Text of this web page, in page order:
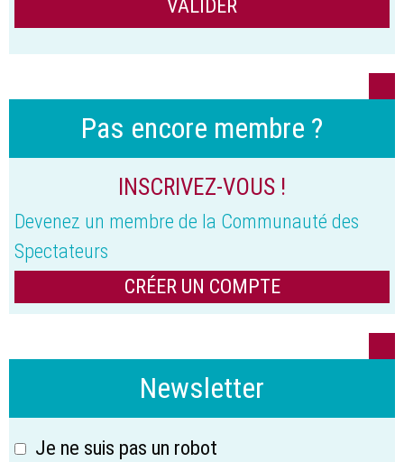
Pas encore membre ?
INSCRIVEZ-VOUS !
Devenez un membre de la Communauté des
Spectateurs
CRÉER UN COMPTE
Newsletter
Je ne suis pas un robot